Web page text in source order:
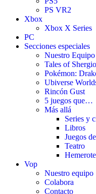
PS VR2
Xbox
Xbox X Series
PC
Secciones especiales
Nuestro
Tales of
Pokémon:
Ubiverse
Rincón Gust
5 juegos que…
Más allá
Series y
Libros
Juegos
Teatro
Vop
Nuestro equipo
Colabora
Contacto